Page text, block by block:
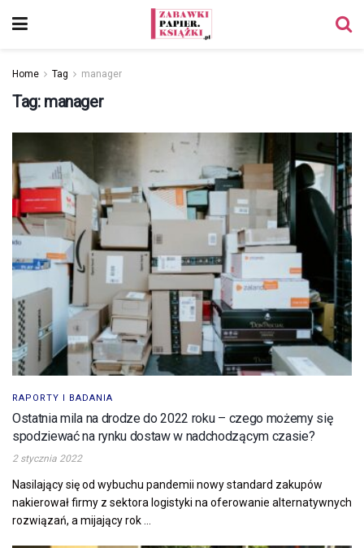
Home Tag manager
Tag: manager
RAPORTY I BADANIA
Ostatnia mila na drodze do 2022 roku – czego możemy się
spodziewać na rynku dostaw w nadchodzącym czasie?
2 stycznia 2022
Nasilający się od wybuchu pandemii nowy standard zakupów
nakierował firmy z sektora logistyki na oferowanie alternatywnych
rozwiązań, a mijający rok ...